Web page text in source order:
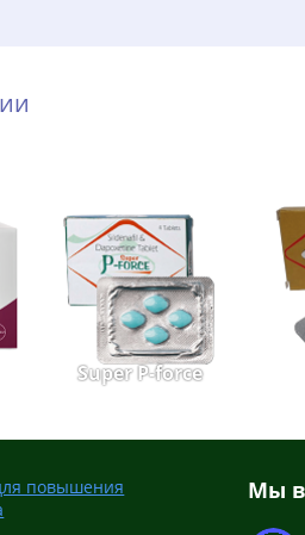
Super P-force
повышения
Мы в